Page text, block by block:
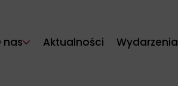
nas Aktualności Wydarzenia